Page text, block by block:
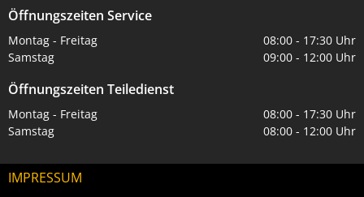
Öffnungszeiten Service
Montag - Freitag
08:00 - 17:30 Uhr
Samstag
09:00 - 12:00 Uhr
Öffnungszeiten Teiledienst
Montag - Freitag
08:00 - 17:30 Uhr
Samstag
08:00 - 12:00 Uhr
IMPRESSUM